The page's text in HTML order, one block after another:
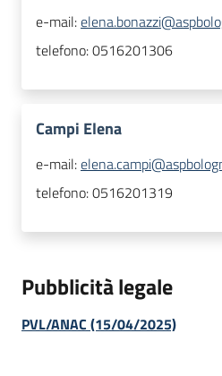
e-mail:
telefono:0516201306
Campi Elena
e-mail:
telefono:0516201319
Pubblicità legale
PVL/ANAC (15/04/2025)